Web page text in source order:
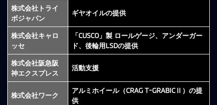
株式会社トライ
ボジャパン
ギヤオイルの提供
株式会社キャロ
ッセ
「CUSCO」製 ロールゲージ、アンダーガー
ド、後輪用LSDの提供
株式会社阪急阪
神エクスプレス
活動支援
株式会社ワーク
アルミホイール（CRAG T-GRABICⅡ）の提
供